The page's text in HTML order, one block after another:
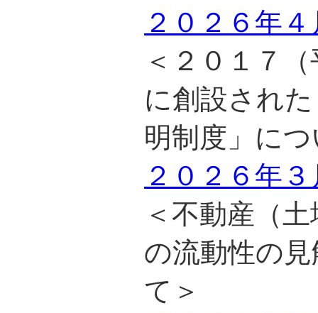
２０２６年
＜２０１７
に創設され
明制度」に
２０２６年
＜不動産（
の流動性の
て＞